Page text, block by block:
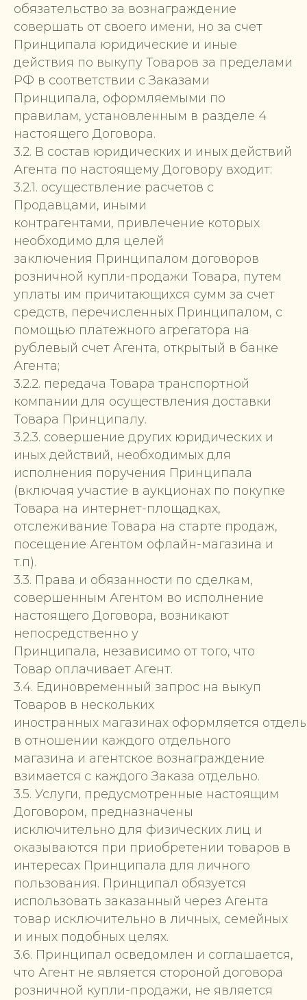
обязательство за вознаграждение
совершать от своего имени, но за счет
Принципала юридические и иные
действия по выкупу Товаров за пределами
РФ в соответствии с Заказами
Принципала, оформляемыми по
правилам, установленным в разделе 4
настоящего Договора.
3.2. В состав юридических и иных действий
Агента по настоящему Договору входит:
3.2.1. осуществление расчетов с
Продавцами, иными
контрагентами, привлечение которых
необходимо для целей
заключения Принципалом договоров
розничной купли-продажи Товара, путем
уплаты им причитающихся сумм за счет
средств, перечисленных Принципалом, с
помощью платежного агрегатора на
рублевый счет Агента, открытый в банке
Агента;
3.2.2. передача Товара транспортной
компании для осуществления доставки
Товара Принципалу.
3.2.3. совершение других юридических и
иных действий, необходимых для
исполнения поручения Принципала
(включая участие в аукционах по покупке
Товара на интернет-площадках,
отслеживание Товара на старте продаж,
посещение Агентом офлайн-магазина и
т.п).
3.3. Права и обязанности по сделкам,
совершенным Агентом во исполнение
настоящего Договора, возникают
непосредственно у
Принципала, независимо от того, что
Товар оплачивает Агент.
3.4. Единовременный запрос на выкуп
Товаров в нескольких
иностранных магазинах оформляется
в отношении каждого отдельного
магазина и агентское вознаграждение
взимается с каждого Заказа отдельно.
3.5. Услуги, предусмотренные настоящим
Договором, предназначены
исключительно для физических лиц и
оказываются при приобретении товаров в
интересах Принципала для личного
пользования. Принципал обязуется
использовать заказанный через Агента
товар исключительно в личных, семейных
и иных подобных целях.
3.6. Принципал осведомлен и соглашается,
что Агент не является стороной договора
розничной купли-продажи, не является